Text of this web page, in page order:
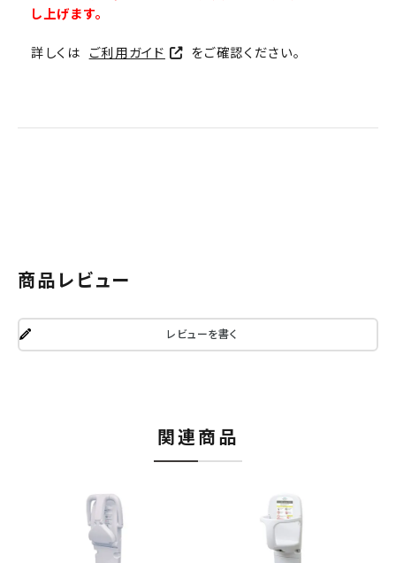
し上げます。
詳しくは ご利用ガイド をご確認ください。
商品レビュー
レビューを書く
関連商品